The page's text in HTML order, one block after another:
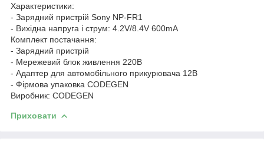
Характеристики:
- Зарядний пристрій Sony NP-FR1
- Вихідна напруга і струм: 4.2V/8.4V 600mA
Комплект постачання:
- Зарядний пристрій
- Мережевий блок живлення 220В
- Адаптер для автомобільного прикурювача 12В
- Фірмова упаковка CODEGEN
Виробник: CODEGEN
Приховати